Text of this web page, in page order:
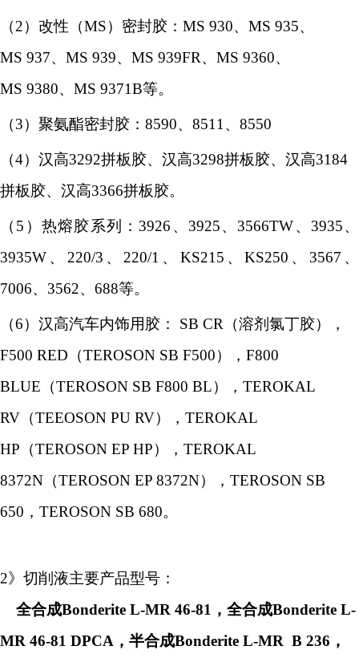
（2）改性（MS） 密封胶： MS 930、MS 935、
MS 937、MS 939、MS 939FR、MS 9360、
MS 9380、MS 9371B等。
（3） 聚氨酯密封胶： 8590、8511、8550
（4） 汉高3292拼板胶、汉高3298拼板胶、汉高3184
拼板胶、汉高3366拼板胶。
（ 5 ） 热熔胶系列： 3926、3925、3566TW、3935、
3935W、220/3、220/1、KS215、KS250、3567、
7006、3562、688等。
（6） 汉高汽车内饰用胶 ： SB CR（溶剂氯丁胶）
，
F500 RED（TEROSON SB F500）
， F800
BLUE（TEROSON SB F800 BL）
， TEROKAL
RV（TEEOSON PU RV）， TEROKAL
HP（TEROSON EP HP）
， TEROKAL
8372N（TEROSON EP 8372N）
， TEROSON SB
650 ， TEROSON SB 680。
2》切削液主要产品型号：
全合成Bonderite L-MR 46-81，全合成Bonderite L-
MR 46-81 DPCA，半合成Bonderite L-MR B 236，